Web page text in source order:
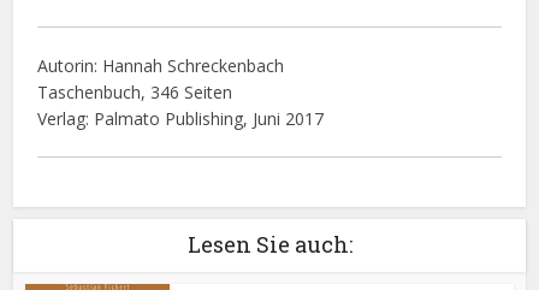
Autorin: Hannah Schreckenbach
Taschenbuch, 346 Seiten
Verlag: Palmato Publishing, Juni 2017
Lesen Sie auch: